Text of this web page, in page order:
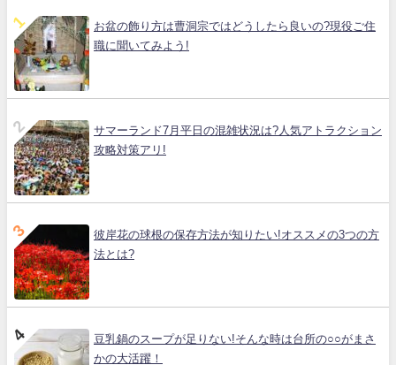
お盆の飾り方は曹洞宗ではどうしたら良いの?現役ご住
職に聞いてみよう!
サマーランド7月平日の混雑状況は?人気アトラクション
攻略対策アリ!
彼岸花の球根の保存方法が知りたい!オススメの3つの方
法とは?
豆乳鍋のスープが足りない!そんな時は台所の○○がまさ
かの大活躍！